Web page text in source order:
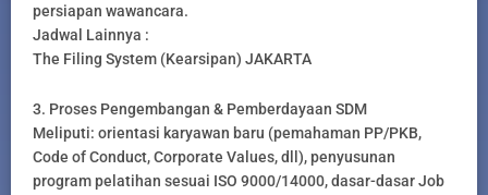
persiapan wawancara.
Jadwal Lainnya :
The Filing System (Kearsipan) JAKARTA
3. Proses Pengembangan & Pemberdayaan SDM
Meliputi: orientasi karyawan baru (pemahaman PP/PKB,
Code of Conduct, Corporate Values, dll), penyusunan
program pelatihan sesuai ISO 9000/14000, dasar-dasar Job